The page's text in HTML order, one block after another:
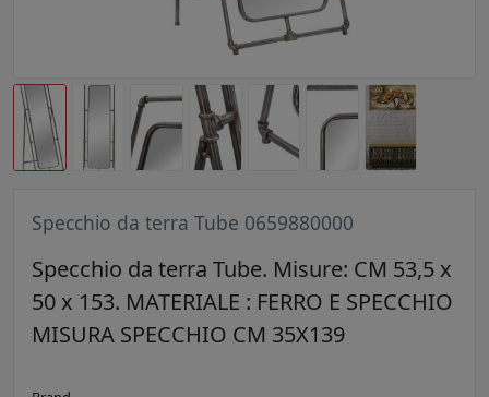
Specchio da terra Tube 0659880000
Specchio da terra Tube. Misure: CM 53,5 x
50 x 153. MATERIALE : FERRO E SPECCHIO
MISURA SPECCHIO CM 35X139